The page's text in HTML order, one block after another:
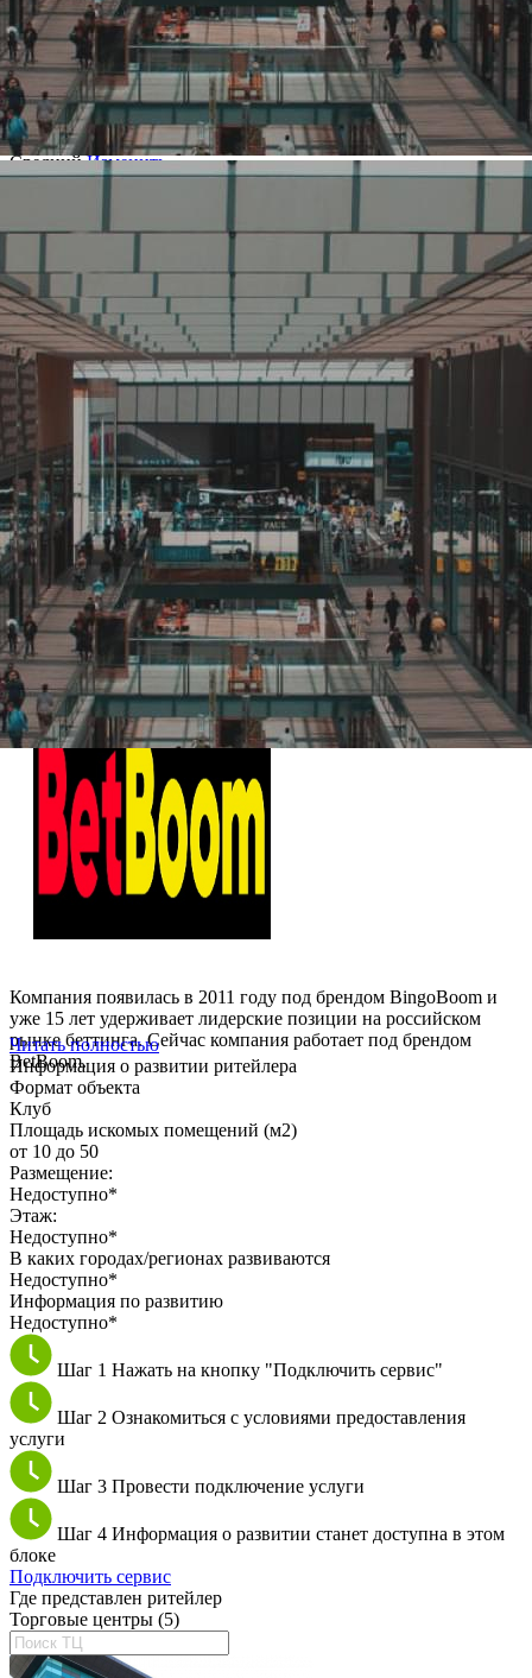
Название:
BetBoom
Компания создана в стране
Россия
Основной вид деятельности
Ставки и лотереи
Ценовая категория
СреднийИзменить
Компания основана
Количество объектов в мире
Количество объектов в России
354
Представлены в регионах
Абакан,Арзамас, Астрахань Ачинск , Белорецк,Владикавказ,
Владимир,Волгоград,Волжский,Воронеж,Дзержинск,
Елабуга,Иваново,Ижевск,Кингисепп,Киров,Красноярск
Магнитогорск
Нижний Новгород,Новороссийск,Орел,Оренбург
Пенза
Петрозаводск Петропавловск-Камчатский
Самара, Саратов,Симферополь Сочи,Стерлитамак ,Сызрань
Тверь, Тольятти Томск,Ульяновск ,Уфа,Хабаровск ,
Энгельс,Южно-Сахалинск,Ярославль
Показать все
Изменить
Наличие франчайзинга
Нет
О компании BetBoom
Компания появилась в 2011 году под брендом BingoBoom и
уже 15 лет удерживает лидерские позиции на российском
рынке беттинга. Сейчас компания работает под брендом
BetBoom.
Читать полностью
Информация о развитии ритейлера
Формат объекта
Клуб
Площадь искомых помещений (м2)
от 10 до 50
Размещение:
Недоступно*
Этаж:
Недоступно*
В каких городах/регионах развиваются
Недоступно*
Информация по развитию
Недоступно*
Шаг 1 Нажать на кнопку "Подключить сервис"
Шаг 2 Ознакомиться с условиями предоставления
услуги
Шаг 3 Провести подключение услуги
Шаг 4 Информация о развитии станет доступна в этом
блоке
Подключить сервис
Где представлен ритейлер
Торговые центры (5)